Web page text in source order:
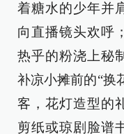
着糖水的少年并
向直播镜头欢呼
热乎的粉浇上秘
补凉小摊前的“换
客，花灯造型的
剪纸或琼剧脸谱